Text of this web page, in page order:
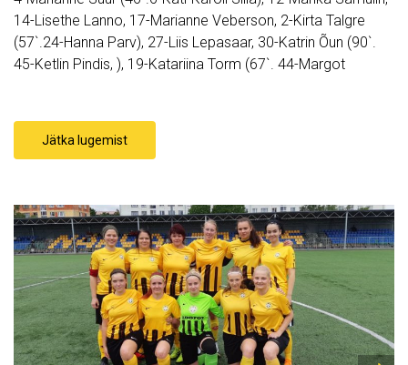
14-Lisethe Lanno, 17-Marianne Veberson, 2-Kirta Talgre
(57`.24-Hanna Parv), 27-Liis Lepasaar, 30-Katrin Õun (90`.
45-Ketlin Pindis, ), 19-Katariina Torm (67`. 44-Margot
Jätka lugemist